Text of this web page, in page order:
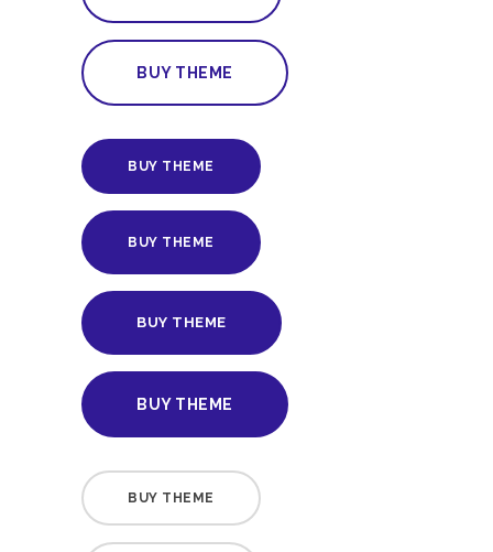
BUY THEME
BUY THEME
BUY THEME
BUY THEME
BUY THEME
BUY THEME